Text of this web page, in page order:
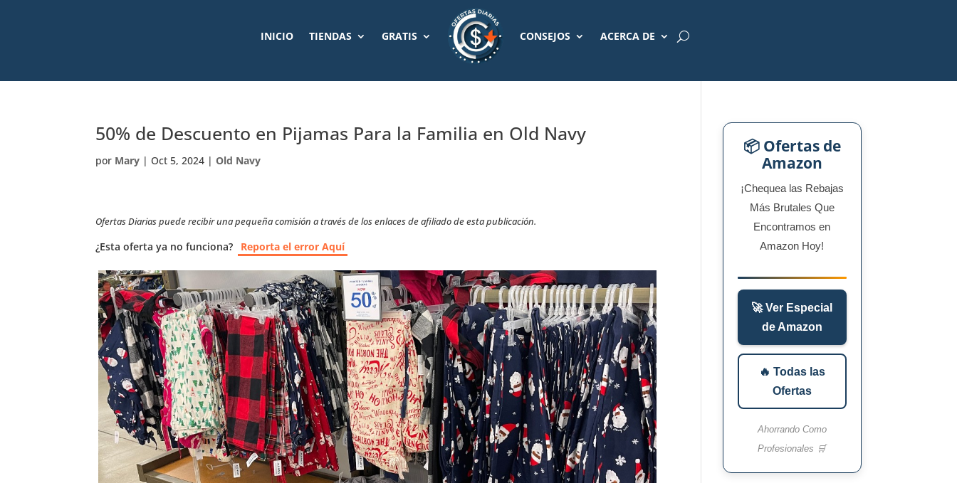
INICIO TIENDAS GRATIS CONSEJOS ACERCA DE
50% de Descuento en Pijamas Para la Familia en Old Navy
por Mary |Oct 5, 2024 |Old Navy
Ofertas Diarias puede recibir una pequeña comisión a través de los enlaces de afiliado de esta publicación.
¿Esta oferta ya no funciona? Reporta el error Aquí
📦 Ofertas de
Amazon
¡Chequea las Rebajas
Más Brutales Que
Encontramos en
Amazon Hoy!
🚀 Ver Especial
de Amazon
🔥 Todas las
Ofertas
Ahorrando Como
Profesionales 🛒